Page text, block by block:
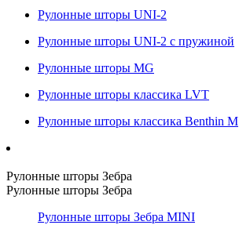
Рулонные шторы UNI-2
Рулонные шторы UNI-2 с пружиной
Рулонные шторы MG
Рулонные шторы классика LVT
Рулонные шторы классика Benthin M
Рулонные шторы Зебра
Рулонные шторы Зебра
Рулонные шторы Зебра MINI